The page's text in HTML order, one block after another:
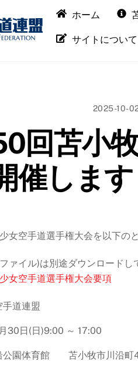
ホーム
サイトについて
2025-10-
回苫小
催します
女空手道選手権大会を以下の
ァイル)は別途ダウンロードし
女空手道選手権大会要項
道連盟
(日)9:00 ～ 17:00
体育館 苫小牧市川沿町4